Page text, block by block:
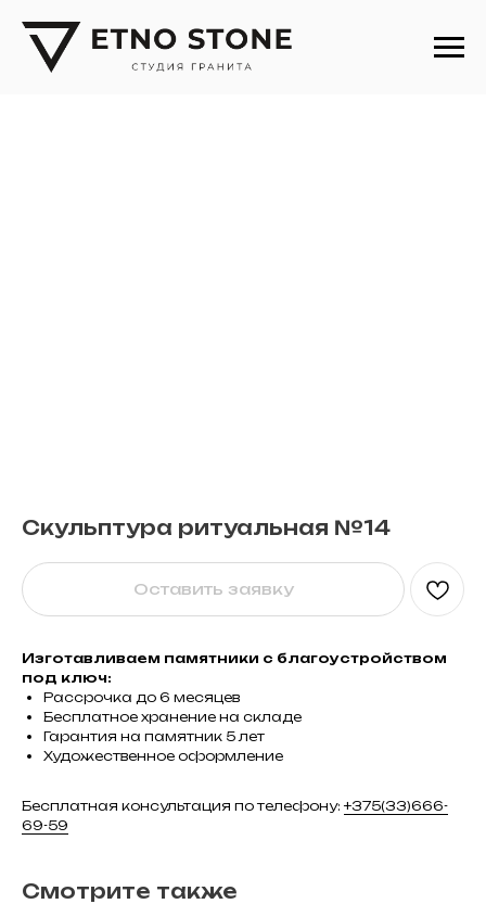
Скульптура ритуальная №14
Оставить заявку
Изготавливаем памятники с благоустройством
под ключ:
Рассрочка до 6 месяцев
Бесплатное хранение на складе
Гарантия на памятник 5 лет
Художественное оформление
Бесплатная консультация по телефону: +375(33)666-
69-59
Смотрите также